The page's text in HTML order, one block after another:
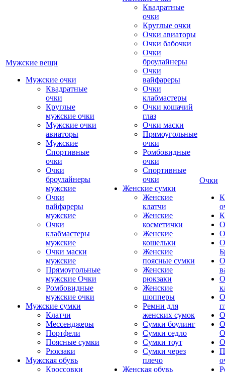
Мужские вещи
Мужские очки
Квадратные
очки
Круглые
мужские очки
Мужские очки
авиаторы
Мужские
Спортивные
очки
Очки
броулайнеры
мужские
Очки
вайфареры
мужские
Очки
клабмастеры
мужские
Очки маски
мужские
Прямоугольные
мужские Очки
Ромбовидные
мужские очки
Мужские сумки
Клатчи
Мессенджеры
Портфели
Поясные сумки
Рюкзаки
Мужская обувь
Кроссовки
Квадратные
очки
Круглые очки
Очки авиаторы
Очки бабочки
Очки
броулайнеры
Очки
вайфареры
Очки
клабмастеры
Очки кошачий
глаз
Очки маски
Прямоугольные
очки
Ромбовидные
очки
Спортивные
очки
Женские сумки
Женские
клатчи
Женские
косметички
Женские
кошельки
Женские
поясные сумки
Женские
рюкзаки
Женские
шопперы
Ремни для
женских сумок
Сумки боулинг
Сумки седло
Сумки тоут
Сумки через
плечо
Женская обувь
Очки